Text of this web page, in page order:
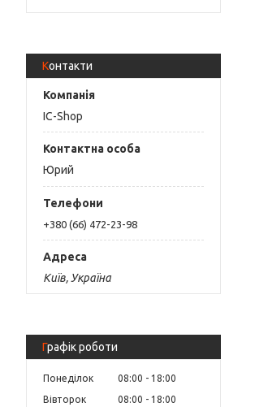
Контакти
IC-Shop
Юрий
+380 (66) 472-23-98
Київ, Україна
Графік роботи
Понеділок 08:00
18:00
Вівторок
08:00
18:00